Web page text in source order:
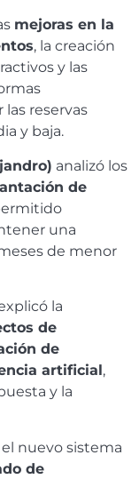
mejoras en la
, la creación
y las
reservas
y baja.
analizó los
de
una
de menor
la
de
de
artificial,
y la
nuevo sistema
de